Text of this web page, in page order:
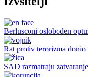
Berlusconi oslobođen
Rat protiv terorizma
SAD razmatraju